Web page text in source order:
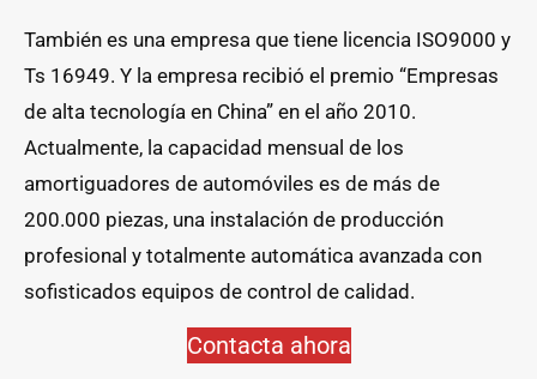
También es una empresa que tiene licencia ISO9000 y
Ts 16949. Y la empresa recibió el premio “Empresas
de alta tecnología en China” en el año 2010.
Actualmente, la capacidad mensual de los
amortiguadores de automóviles es de más de
200.000 piezas, una instalación de producción
profesional y totalmente automática avanzada con
sofisticados equipos de control de calidad.
Contacta ahora